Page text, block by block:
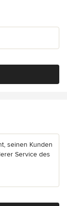
seinen Kunden
Service des